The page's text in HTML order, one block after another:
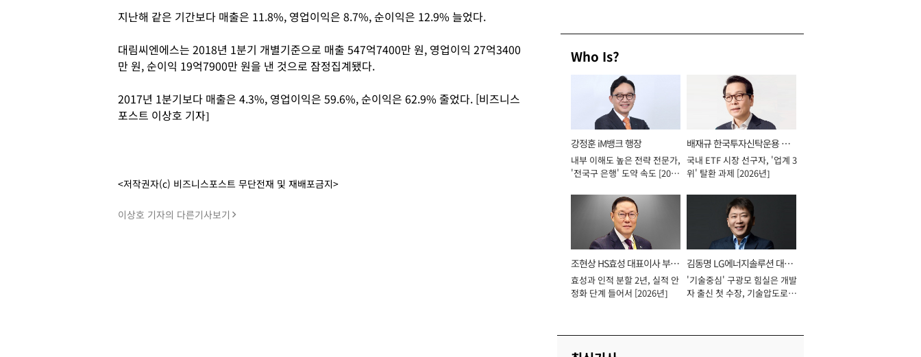
지난해 같은 기간보다 매출은 11.8%, 영업이익은 8.7%, 순이익은 12.9% 늘었다.
대림씨엔에스는 2018년 1분기 개별기준으로 매출 547억7400만 원, 영업이익 27억3400
만 원, 순이익 19억7900만 원을 낸 것으로 잠정집계됐다.
2017년 1분기보다 매출은 4.3%, 영업이익은 59.6%, 순이익은 62.9% 줄었다. [비즈니스
포스트 이상호 기자]
<저작권자(c) 비즈니스포스트 무단전재 및 재배포금지>
이상호 기자의 다른기사보기
Who Is?
강정훈 iM뱅크 행장
내부 이해도 높은 전략 전문가,
'전국구 은행' 도약 속도 [2026
배재규 한국투자신탁운용 대
표이사 사장
국내 ETF 시장 선구자, '업계 3
위' 탈환 과제 [2026년]
조현상 HS효성 대표이사 부회
장
효성과 인적 분할 2년, 실적 안
정화 단계 들어서 [2026년]
김동명 LG에너지솔루션 대표
이사 사장
'기술중심' 구광모 힘실은 개발
자 출신 첫 수장, 기술압도로